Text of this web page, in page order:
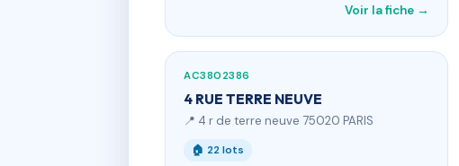
Voir la fiche →
AC3802386
4 RUE TERRE NEUVE
📍 4 r de terre neuve 75020 PARIS
🏠 22 lots